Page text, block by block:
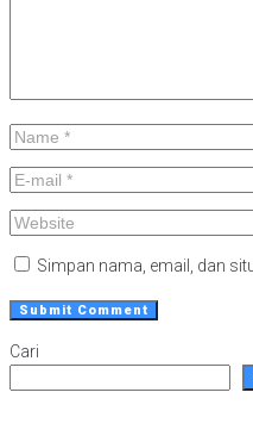
Simpan nama, email, dan
Cari